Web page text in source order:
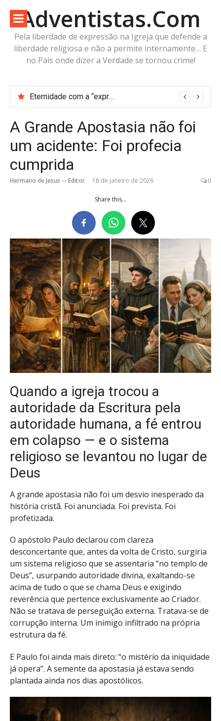
para
conteúdo
Adventistas.Com
Pela liberdade de expressão na Igreja que defende a
liberdade religiosa e não a permite internamente… E
no País onde dizer a Verdade se tornou crime!
Eternidade com a “expressa imagem do Pai” ou futuro incerto com a “imagem da Besta”?
A Grande Apostasia não foi
um acidente: Foi profecia
cumprida
Hermano de Jesus -- Editor 18 de janeiro de 2026 0
Share this...
Quando a igreja trocou a
autoridade da Escritura pela
autoridade humana, a fé entrou
em colapso — e o sistema
religioso se levantou no lugar de
Deus
A grande apostasia não foi um desvio inesperado da
história cristã. Foi anunciada. Foi prevista. Foi
profetizada.
O apóstolo Paulo declarou com clareza
desconcertante que, antes da volta de Cristo, surgiria
um sistema religioso que se assentaria “no templo de
Deus”, usurpando autoridade divina, exaltando-se
acima de tudo o que se chama Deus e exigindo
reverência que pertence exclusivamente ao Criador.
Não se tratava de perseguição externa. Tratava-se de
corrupção interna. Um inimigo infiltrado na própria
estrutura da fé.
E Paulo foi ainda mais direto: “o mistério da iniquidade
já opera”. A semente da apostasia já estava sendo
plantada ainda nos dias apostólicos.